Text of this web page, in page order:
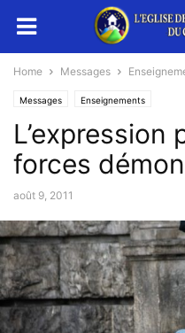
Home Messages
Messages Enseignements
L’expression
forces
août 9, 2011